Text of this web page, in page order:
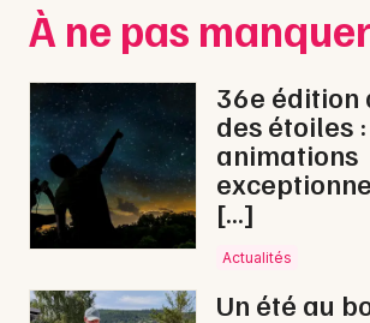
À ne pas manquer
36e édition
des étoiles
animations
[…]
Actualités
Un été au